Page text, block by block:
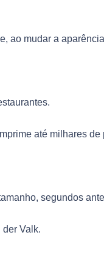
ao mudar a
até milhares de
segundos
Valk.